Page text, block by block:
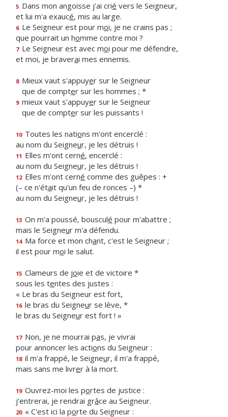
5 Dans mon angoisse j'ai crié vers le Seigneur,
et lui m'a exaucé, mis au large.
6 Le Seigneur est pour moi, je ne crains pas ;
que pourrait un homme contre moi ?
7 Le Seigneur est avec moi pour me défendre,
et moi, je braverai mes ennemis.
8 Mieux vaut s'appuyer sur le Seigneur
que de compter sur les hommes ; *
9 mieux vaut s'appuyer sur le Seigneur
que de compter sur les puissants !
10 Toutes les nations m'ont encerclé :
au nom du Seigneur, je les détruis !
11 Elles m'ont cerné, encerclé :
au nom du Seigneur, je les détruis !
12 Elles m'ont cerné comme des guêpes : +
(– ce n'était qu'un feu de ronces –) *
au nom du Seigneur, je les détruis !
13 On m'a poussé, bousculé pour m'abattre ;
mais le Seigneur m'a défendu.
14 Ma force et mon chant, c'est le Seigneur ;
il est pour moi le salut.
15 Clameurs de joie et de victoire *
sous les tentes des justes :
« Le bras du Seigneur est fort,
16 le bras du Seigneur se lève, *
le bras du Seigneur est fort ! »
17 Non, je ne mourrai pas, je vivrai
pour annoncer les actions du Seigneur :
18 il m'a frappé, le Seigneur, il m'a frappé,
mais sans me livrer à la mort.
19 Ouvrez-moi les portes de justice :
j'entrerai, je rendrai grâce au Seigneur.
20 « C'est ici la porte du Seigneur :